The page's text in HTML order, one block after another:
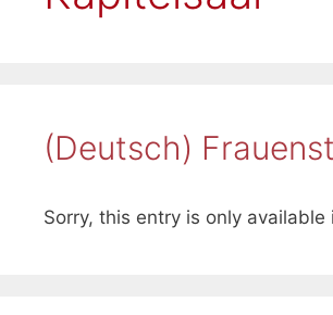
(Deutsch)
Sorry, this entry is only available